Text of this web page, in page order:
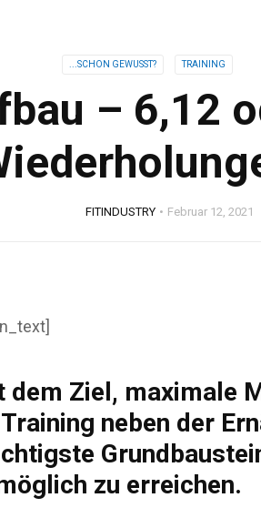
...SCHON GEWUSST? TRAINING
– 6,12
FITINDUSTRY Februar 12, 2021
dem Ziel, maximale
neben der
zu erreichen.